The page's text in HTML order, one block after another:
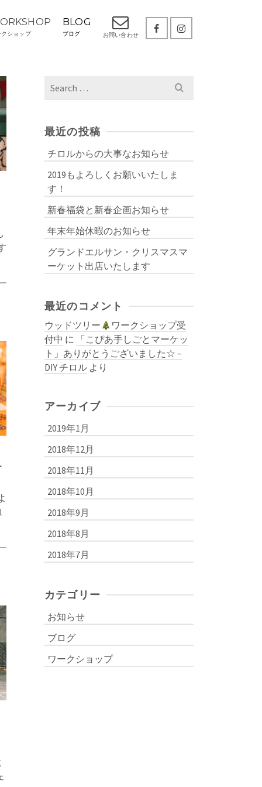
ショップ
BLOG
ブログ お問い合わせ
Search
for:
最近の投稿
チロルからの大事なお知らせ
2019もよろしくお願いいたしま
す！
新春福袋と新春企画お知らせ
年末年始休暇のお知らせ
グランドエルサン・クリスマスマ
ーケット出店いたします
最近のコメント
ウッドツリー
ワークショップ受
付中 に
「こぴあ手しごとマーケッ
ト」ありがとうございました☆ –
DIY チロル より
アーカイブ
2019年1月
2018年12月
2018年11月
2018年10月
2018年9月
2018年8月
2018年7月
カテゴリー
お知らせ
ブログ
ワークショップ